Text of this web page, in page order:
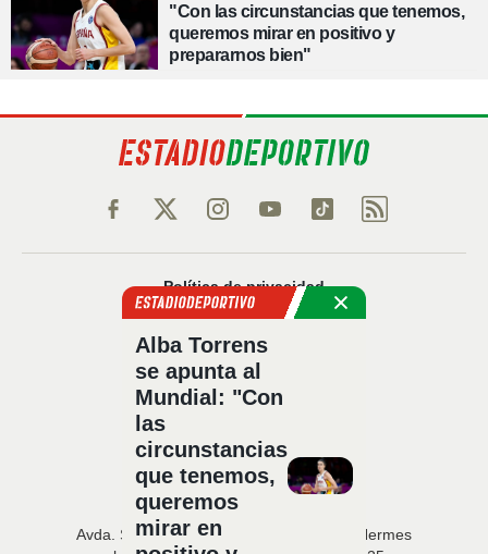
"Con las circunstancias que tenemos,
queremos mirar en positivo y
prepararnos bien"
Política de privacidad
Política de cookies
Política Comercial
Aviso legal
Configuración de privacidad
Sobre nosotros
Código Ético
Avda. San Francisco Javier, 22 · Edificio Hermes
Alba Torrens
se apunta al
Mundial: "Con
las
circunstancias
que tenemos,
queremos
mirar en